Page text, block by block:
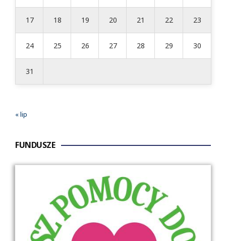
17 18 19 20 21 22 23
24 25 26 27 28 29 30
31
« lip
FUNDUSZE